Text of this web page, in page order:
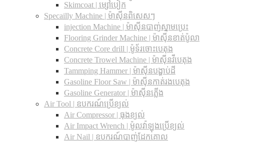
Skimcoat | ម្សៅបៀក
Specailly Machine | ម៉ាស៊ីនពិសេសៗ
injection Machine | ម៉ាស៊ីនបាញ់ស្នាមប្រេះ
Flooring Grinder Machine | ម៉ាស៊ីនខាត់ប៉ូលា
Concrete Core drill | ម៉ូទ័រចោះបេតុង
Concrete Trowel Machine | ម៉ាស៊ីនវីបេតុង
Tammping Hammer | ម៉ាស៊ីនបង្ហាប់ដី
Gasoline Floor Saw | ម៉ាស៊ីនកាត់រងបេតុង
Gasoline Generator | ម៉ាស៊ីនភ្លើង
Air Tool | ឧបករណ៍ប្រើខ្យល់
Air Compressor | ធុងខ្យល់
Air Impact Wrench | ម៉ូលវ៉ាឡុងប្រើខ្យល់
Air Nail | ឧបករណ៍បាញ់ដែកគោល